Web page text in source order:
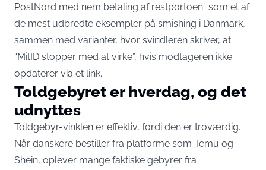
PostNord med nem betaling af restportoen” som et af
de mest udbredte eksempler på smishing i Danmark,
sammen med varianter, hvor svindleren skriver, at
“MitID stopper med at virke”, hvis modtageren ikke
opdaterer via et link.
Toldgebyret er hverdag, og det
udnyttes
Toldgebyr-vinklen er effektiv, fordi den er troværdig.
Når danskere bestiller fra platforme som Temu og
Shein, oplever mange faktiske gebyrer fra